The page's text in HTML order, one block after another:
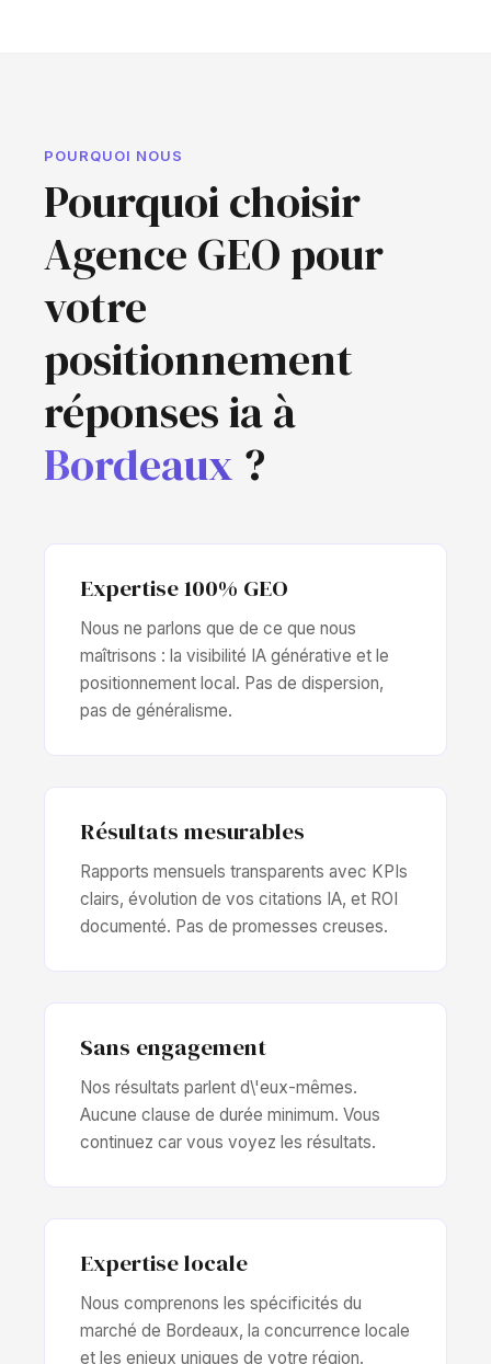
POURQUOI NOUS
Pourquoi choisir
Agence GEO pour
votre
positionnement
réponses ia à
Bordeaux ?
Expertise 100% GEO
Nous ne parlons que de ce que nous
maîtrisons : la visibilité IA générative et le
positionnement local. Pas de dispersion,
pas de généralisme.
Résultats mesurables
Rapports mensuels transparents avec KPIs
clairs, évolution de vos citations IA, et ROI
documenté. Pas de promesses creuses.
Sans engagement
Nos résultats parlent d\'eux-mêmes.
Aucune clause de durée minimum. Vous
continuez car vous voyez les résultats.
Expertise locale
Nous comprenons les spécificités du
marché de Bordeaux, la concurrence locale
et les enjeux uniques de votre région.